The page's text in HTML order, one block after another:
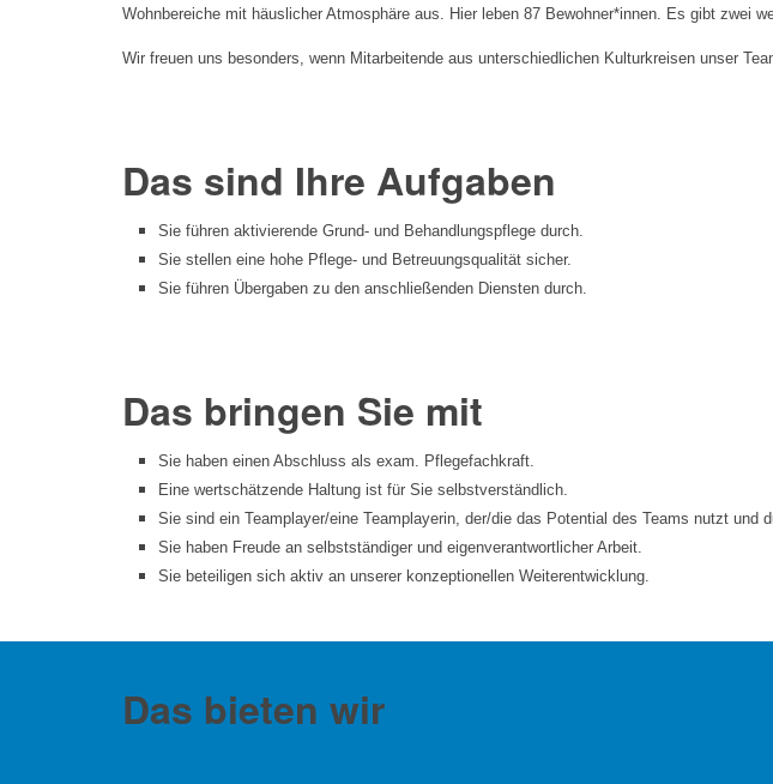
Wohnbereiche mit häuslicher Atmosphäre aus. Hier leben 87 Bewohner*innen. Es gibt zwei
Wir freuen uns besonders, wenn Mitarbeitende aus unterschiedlichen Kulturkreisen unser
Das sind Ihre Aufgaben
Sie führen aktivierende Grund- und Behandlungspflege durch.
Sie stellen eine hohe Pflege- und Betreuungsqualität sicher.
Sie führen Übergaben zu den anschließenden Diensten durch.
Das bringen Sie mit
Sie haben einen Abschluss als exam. Pflegefachkraft.
Eine wertschätzende Haltung ist für Sie selbstverständlich.
Sie sind ein Teamplayer/eine Teamplayerin, der/die das Potential des Teams nutzt und
Sie haben Freude an selbstständiger und eigenverantwortlicher Arbeit.
Sie beteiligen sich aktiv an unserer konzeptionellen Weiterentwicklung.
Das bieten wir